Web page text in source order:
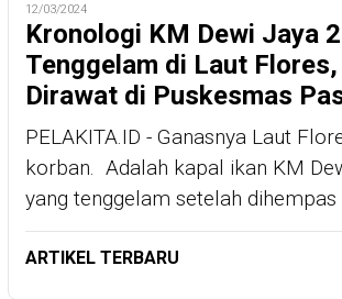
12/03/2024
Kronologi KM Dewi Jaya
Tenggelam di Laut
Dirawat di Puskesmas
PELAKITA.ID - Ganasnya Laut
korban. Adalah kapal ikan KM
yang tenggelam setelah
ARTIKEL TERBARU